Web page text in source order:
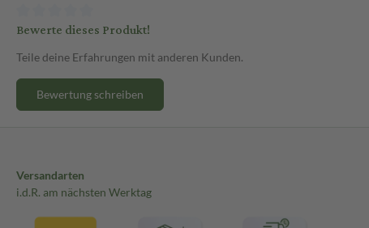
Bewerte dieses Produkt!
Teile deine Erfahrungen mit anderen Kunden.
Bewertung schreiben
Versandarten
i.d.R. am nächsten Werktag